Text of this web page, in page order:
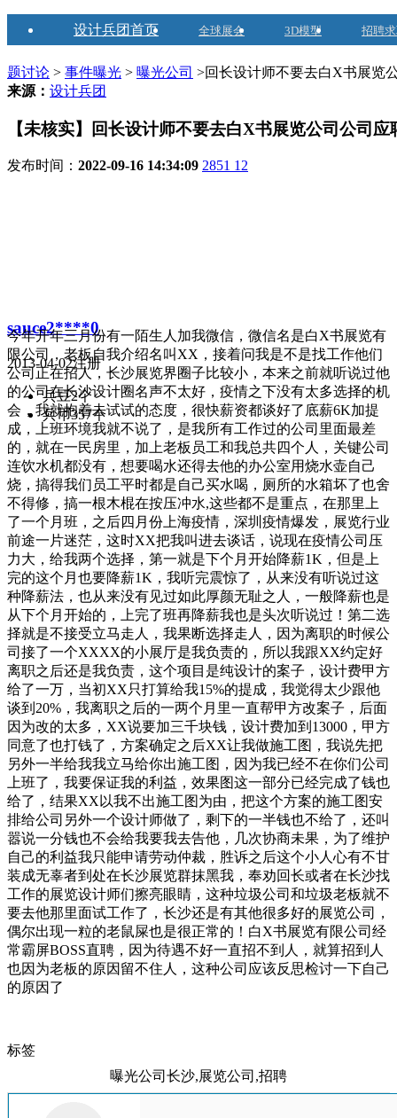
设计兵团首页 全球展会 3D模型 招聘
题讨论 > 事件曝光 > 曝光公司 >回长设计师不要去白X书展览
来源： 设计兵团
【未核实】回长设计师不要去白X书展览公司公司应
发布时间： 2022-09-16 14:34:09 2851 12
sauce2****0
2013-04-02注册
兵豆2个
兵币357个
今年开年三月份有一陌生人加我微信，微信名是白X书展览有
限公司，老板自我介绍名叫XX，接着问我是不是找工作他们
公司正在招人，长沙展览界圈子比较小，本来之前就听说过他
的公司在长沙设计圈名声不太好，疫情之下没有太多选择的机
会，我就抱着去试试的态度，很快薪资都谈好了底薪6K加提
成，上班环境我就不说了，是我所有工作过的公司里面最差
的，就在一民房里，加上老板员工和我总共四个人，关键公司
连饮水机都没有，想要喝水还得去他的办公室用烧水壶自己
烧，搞得我们员工平时都是自己买水喝，厕所的水箱坏了也舍
不得修，搞一根木棍在按压冲水,这些都不是重点，在那里上
了一个月班，之后四月份上海疫情，深圳疫情爆发，展览行业
前途一片迷茫，这时XX把我叫进去谈话，说现在疫情公司压
力大，给我两个选择，第一就是下个月开始降薪1K，但是上
完的这个月也要降薪1K，我听完震惊了，从来没有听说过这
种降薪法，也从来没有见过如此厚颜无耻之人，一般降薪也是
从下个月开始的，上完了班再降薪我也是头次听说过！第二选
择就是不接受立马走人，我果断选择走人，因为离职的时候公
司接了一个XXXX的小展厅是我负责的，所以我跟XX约定好
离职之后还是我负责，这个项目是纯设计的案子，设计费甲方
给了一万，当初XX只打算给我15%的提成，我觉得太少跟他
谈到20%，我离职之后的一两个月里一直帮甲方改案子，后面
因为改的太多，XX说要加三千块钱，设计费加到13000，甲方
同意了也打钱了，方案确定之后XX让我做施工图，我说先把
另外一半给我我立马给你出施工图，因为我已经不在你们公司
上班了，我要保证我的利益，效果图这一部分已经完成了钱也
给了，结果XX以我不出施工图为由，把这个方案的施工图安
排给公司另外一个设计师做了，剩下的一半钱也不给了，还叫
嚣说一分钱也不会给我要我去告他，几次协商未果，为了维护
自己的利益我只能申请劳动仲裁，胜诉之后这个小人心有不甘
装成无辜者到处在长沙展览群抹黑我，奉劝回长或者在长沙找
工作的展览设计师们擦亮眼睛，这种垃圾公司和垃圾老板就不
要去他那里面试工作了，长沙还是有其他很多好的展览公司，
偶尔出现一粒的老鼠屎也是很正常的！白X书展览有限公司经
常霸屏BOSS直聘，因为待遇不好一直招不到人，就算招到人
也因为老板的原因留不住人，这种公司应该反思检讨一下自己
的原因了
标签
曝光公司长沙,展览公司,招聘